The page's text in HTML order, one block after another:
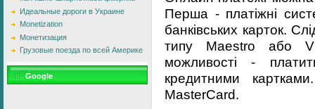
Идеальные дороги в Украине
Monetization
Монетизация
Грузовые поезда по всей Америке
Google
Перша - платіжні
банківських карток.
типу Maestro або
можливості -
кредитними
MasterCard.